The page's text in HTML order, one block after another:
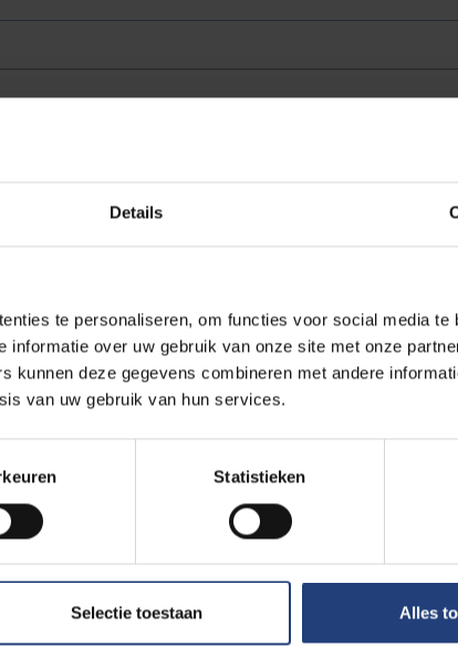
Details
te personaliseren, om functies voor social media te
informatie over uw gebruik van onze site met onze
kunnen deze gegevens combineren met andere
van uw gebruik van hun services.
Statistieken
Selectie toestaan Alles
ligt.